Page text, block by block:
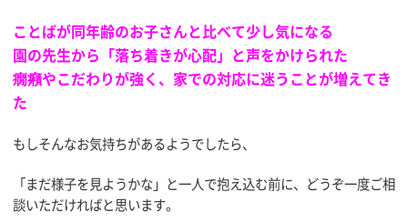
ことばが同年齢のお子さんと比べて少し気になる
園の先生から「落ち着きが心配」と声をかけられた
癇癪やこだわりが強く、家での対応に迷うことが増えてき
た
もしそんなお気持ちがあるようでしたら、
「まだ様子を見ようかな」と一人で抱え込む前に、どうぞ一度ご相
談いただければと思います。